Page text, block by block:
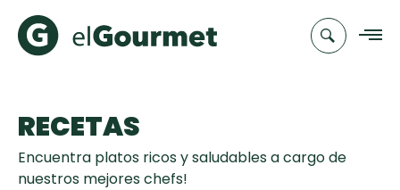
Chefs
RECETAS
Encuentra platos ricos y saludables a cargo de
nuestros mejores chefs!